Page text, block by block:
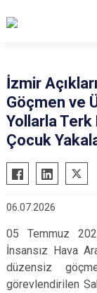
İzmir
Göçmen ve
Yollarla Terk
Çocuk
06.07.2026
05 Temmuz
İnsansız Hava
düzensiz
görevlendirilen